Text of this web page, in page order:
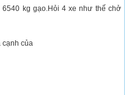
kg gạo.Hỏi 4 xe như thế chở
cạnh của